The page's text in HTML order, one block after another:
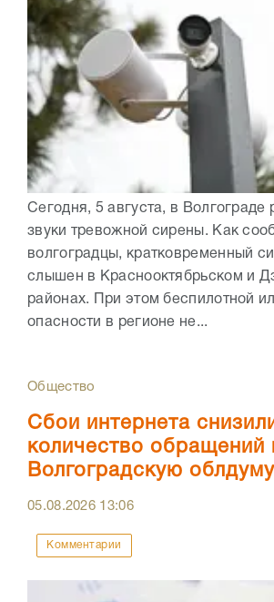
Сегодня, 5 августа, в Волгограде
звуки тревожной сирены. Как
волгоградцы, кратковременный
слышен в Краснооктябрьском и
районах. При этом беспилотной
опасности в регионе не...
Общество
Сбои интернета
количество обращений
Волгоградскую облдуму
05.08.2026 13:06
Комментарии